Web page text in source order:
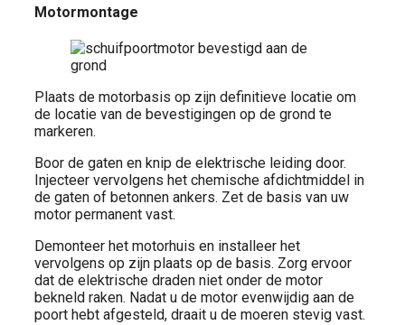
Motormontage
Plaats de motorbasis op zijn definitieve locatie om
de locatie van de bevestigingen op de grond te
markeren.
Boor de gaten en knip de elektrische leiding door.
Injecteer vervolgens het chemische afdichtmiddel in
de gaten of betonnen ankers. Zet de basis van uw
motor permanent vast.
Demonteer het motorhuis en installeer het
vervolgens op zijn plaats op de basis. Zorg ervoor
dat de elektrische draden niet onder de motor
bekneld raken. Nadat u de motor evenwijdig aan de
poort hebt afgesteld, draait u de moeren stevig vast.